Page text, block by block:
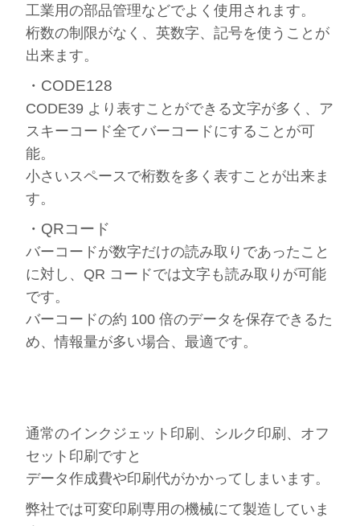
工業用の部品管理などでよく使用されます。
桁数の制限がなく、英数字、記号を使うことが
出来ます。
・CODE128
CODE39 より表すことができる文字が多く、ア
スキーコード全てバーコードにすることが可
能。
小さいスペースで桁数を多く表すことが出来ま
す。
・QRコード
バーコードが数字だけの読み取りであったこと
に対し、QR コードでは文字も読み取りが可能
です。
バーコードの約 100 倍のデータを保存できるた
め、情報量が多い場合、最適です。
通常のインクジェット印刷、シルク印刷、オフ
セット印刷ですと
データ作成費や印刷代がかかってしまいます。
弊社では可変印刷専用の機械にて製造していま